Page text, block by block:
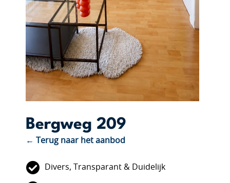
Bergweg 209
← Terug naar het aanbod
Divers, Transparant & Duidelijk